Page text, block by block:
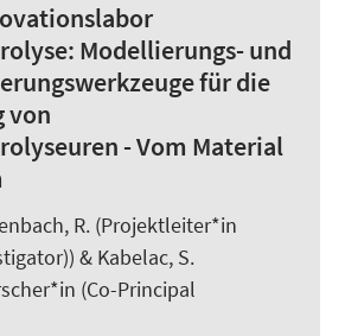
Modellierungs- und
für die
von
- Vom Material
R. (Projektleiter*in
& Kabelac, S.
(Co-Principal